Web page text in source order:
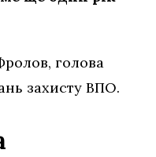
голова
захисту ВПО.